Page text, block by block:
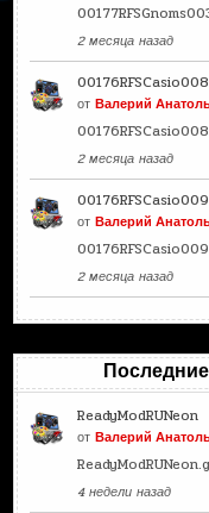
2 месяца назад
отВалерий
2 месяца назад
00176RFSCasio009
отВалерий
2 месяца назад
ReadyModRUNeon
отВалерий
4 недели назад